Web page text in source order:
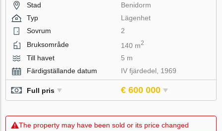
Stad
Benidorm
Typ
Lägenhet
Sovrum
2
Bruksområde
140 m2
Till havet
5 m
Färdigställande datum
IV fjärdedel, 1969
Full pris € 600 000
The property may have been sold or its price changed